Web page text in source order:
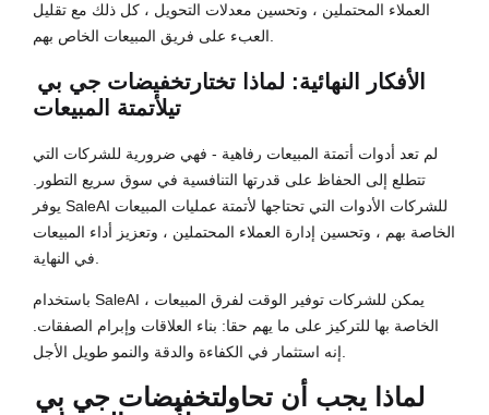
العملاء المحتملين ، وتحسين معدلات التحويل ، كل ذلك مع تقليل
العبء على فريق المبيعات الخاص بهم.
الأفكار النهائية: لماذا تختار تخفيضات جي بي
تيلأتمتة المبيعات
لم تعد أدوات أتمتة المبيعات رفاهية - فهي ضرورية للشركات التي
تتطلع إلى الحفاظ على قدرتها التنافسية في سوق سريع التطور.
يوفر SaleAI للشركات الأدوات التي تحتاجها لأتمتة عمليات المبيعات
الخاصة بهم ، وتحسين إدارة العملاء المحتملين ، وتعزيز أداء المبيعات
في النهاية.
باستخدام SaleAI ، يمكن للشركات توفير الوقت لفرق المبيعات
الخاصة بها للتركيز على ما يهم حقا: بناء العلاقات وإبرام الصفقات.
إنه استثمار في الكفاءة والدقة والنمو طويل الأجل.
لماذا يجب أن تحاولتخفيضات جي بي